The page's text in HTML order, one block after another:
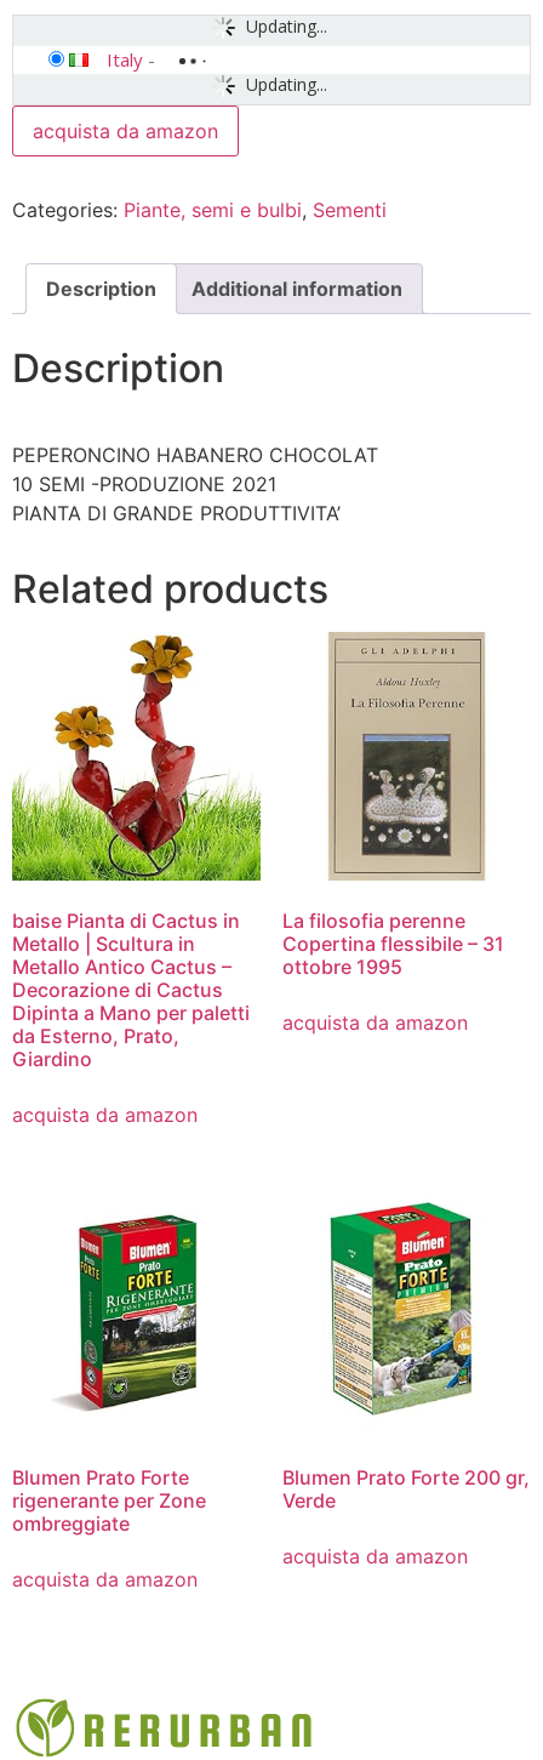
Updating...
Updating...
Italy -
acquista da amazon
Categories: Piante, semi e bulbi, Sementi
Description Additional information
Description
PEPERONCINO HABANERO CHOCOLAT
10 SEMI -PRODUZIONE 2021
PIANTA DI GRANDE PRODUTTIVITA’
Related products
baise Pianta di Cactus in
Metallo | Scultura in
Metallo Antico Cactus –
Decorazione di Cactus
Dipinta a Mano per paletti
da Esterno, Prato,
Giardino
acquista da amazon
La filosofia perenne
Copertina flessibile – 31
ottobre 1995
acquista da amazon
Blumen Prato Forte
rigenerante per Zone
ombreggiate
acquista da amazon
Blumen Prato Forte 200 gr,
Verde
acquista da amazon